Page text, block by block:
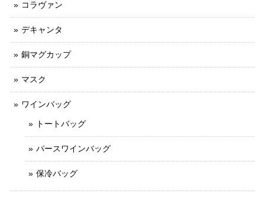
コラヴァン
デキャンタ
銅マグカップ
マスク
ワインバッグ
トートバッグ
パースワインバッグ
保冷バッグ